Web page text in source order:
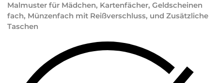
Malmuster für Mädchen, Kartenfächer, Geldscheinen
fach, Münzenfach mit Reißverschluss, und Zusätzliche
Taschen